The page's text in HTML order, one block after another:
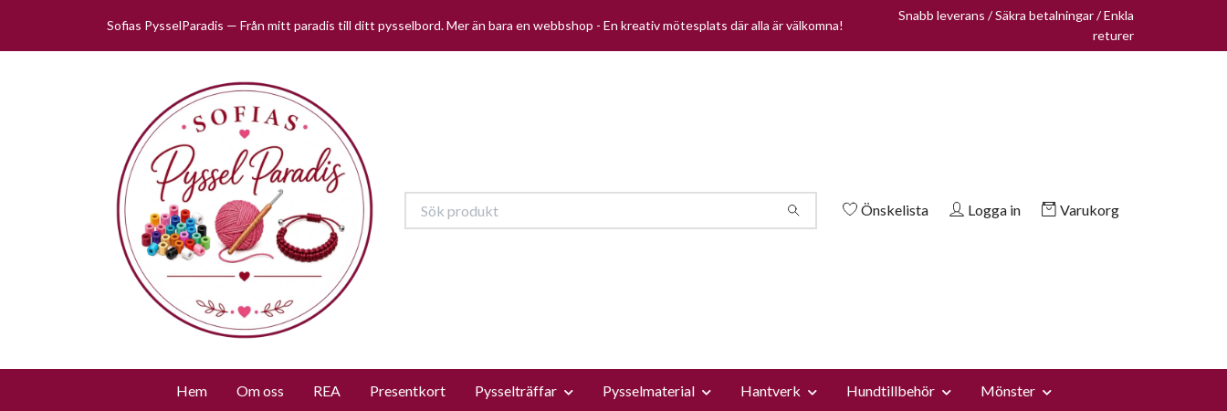
Sofias PysselParadis — Från mitt paradis till ditt pysselbord. Mer än bara en webbshop - En kreativ mötesplats där alla är välkomna!
Snabb leverans / Säkra betalningar / Enkla
returer
Önskelista Logga in Varukorg
Hem Om oss REA Presentkort Pysselträffar Pysselmaterial Hantverk Hundtillbehör
Mönster